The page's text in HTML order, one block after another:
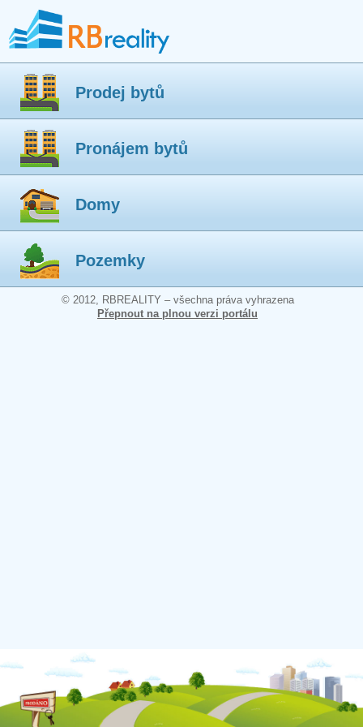
Prodej bytů
Pronájem bytů
Domy
Pozemky
© 2012, RBREALITY – všechna práva vyhrazena
Přepnout na plnou verzi portálu